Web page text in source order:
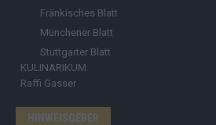
Fränkisches Blatt
Münchener Blatt
Stuttgarter Blatt
KULINARIKUM.
Raffi Gasser
HINWEISGEBER